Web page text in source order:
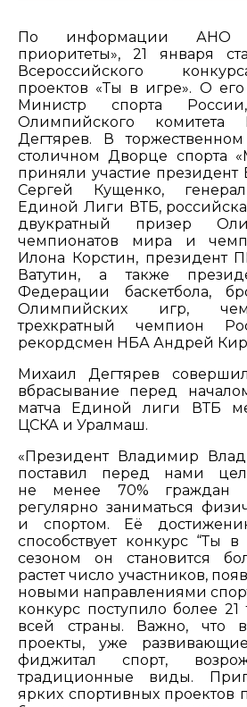
По информации АНО
приоритеты», 21 января
Всероссийского
проектов «Ты в игре». О его
Министр спорта
Олимпийского комитета
Дегтярев. В
столичном Дворце спорта
приняли участие
Сергей Кущенко,
Единой Лиги ВТБ,
двукратный призер
чемпионатов мира и
Илона Корстин, президент
Ватутин, а также
Федерации баскетбола,
Олимпийских игр,
трехкратный чемпион
рекордсмен НБА Андрей
Михаил Дегтярев
вбрасывание перед
матча Единой лиги ВТБ
ЦСКА и Уралмаш.
«Президент Владимир
поставил перед нами
не менее 70% граждан
регулярно заниматься
и спортом. Её
способствует конкурс “Ты
сезоном он становится
растет число участников,
новыми направлениями
конкурс поступило более 21
всей страны. Важно, что
проекты, уже
фиджитал спорт,
традиционные виды.
ярких спортивных проектов